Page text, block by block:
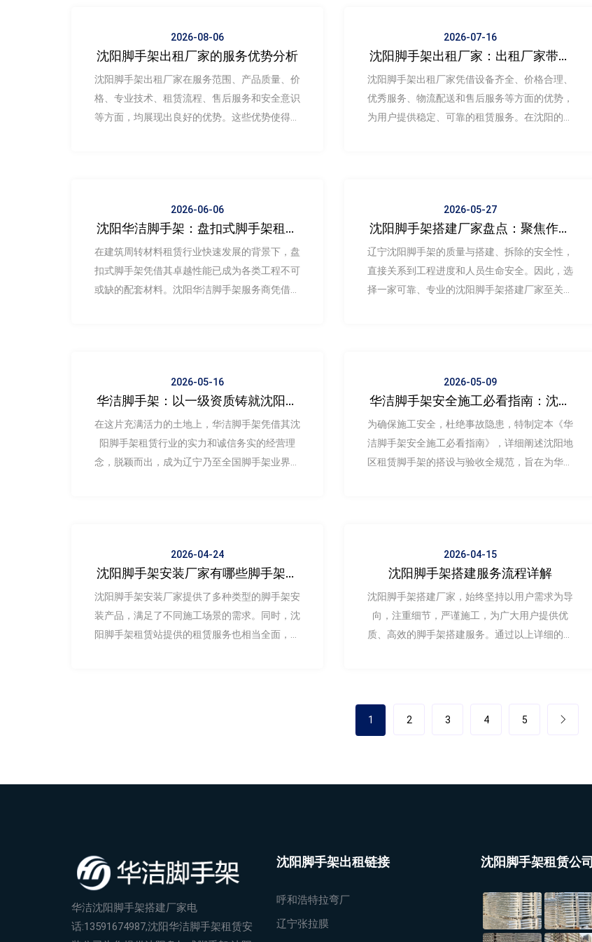
2026-08-06
沈阳脚手架出租厂家的服务优势分析
沈阳脚手架出租厂家在服务范围、产品质量、价
格、专业技术、租赁流程、售后服务和安全意识
等方面，均展现出良好的优势。这些优势使得沈
2026-07-16
​沈阳脚手架出租厂家：出租厂家带来
沈阳脚手架出租厂家凭借设备齐全、价格合理、
优秀服务、物流配送和售后服务等方面的优势，
为用户提供稳定、可靠的租赁服务。在沈阳的建
2026-06-06
沈阳华洁脚手架：盘扣式脚手架租赁
​在建筑周转材料租赁行业快速发展的背景下，盘
扣式脚手架凭借其卓越性能已成为各类工程不可
或缺的配套材料。沈阳华洁脚手架服务商凭借五
2026-05-27
沈阳脚手架搭建厂家盘点：聚焦作业
搭设准备及程序）
辽宁沈阳脚手架的质量与搭建、拆除的安全性，
直接关系到工程进度和人员生命安全。因此，选
择一家可靠、专业的沈阳脚手架搭建厂家至关重
2026-05-16
华洁脚手架：以一级资质铸就沈阳脚
信赖
在这片充满活力的土地上，华洁脚手架凭借其沈
阳脚手架租赁行业的实力和诚信务实的经营理
念，脱颖而出，成为辽宁乃至全国脚手架业界备
2026-05-09
华洁脚手架安全施工必看指南：沈阳
为确保施工安全，杜绝事故隐患，特制定本《华
洁脚手架安全施工必看指南》，详细阐述沈阳地
区租赁脚手架的搭设与验收全规范，旨在为华洁
2026-04-24
沈阳脚手架安装厂家有哪些脚手架安
沈阳脚手架安装厂家提供了多种类型的脚手架安
装产品，满足了不同施工场景的需求。同时，沈
阳脚手架租赁站提供的租赁服务也相当全面，从
2026-04-15
沈阳脚手架搭建服务流程详解
沈阳脚手架搭建厂家，始终坚持以用户需求为导
向，注重细节，严谨施工，为广大用户提供优
质、高效的脚手架搭建服务。通过以上详细的脚
1 2 3 4 5
华洁沈阳脚手架搭建厂家电
话:13591674987,沈阳华洁脚手架租赁安
沈阳脚手架出租链接
呼和浩特拉弯厂
辽宁张拉膜
沈阳脚手架租赁公司